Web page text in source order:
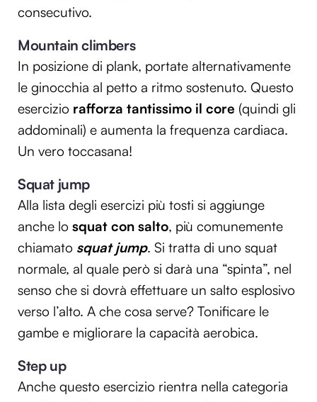
consecutivo.
Mountain climbers
In posizione di plank, portate alternativamente
le ginocchia al petto a ritmo sostenuto. Questo
esercizio rafforza tantissimo il core (quindi gli
addominali) e aumenta la frequenza cardiaca.
Un vero toccasana!
Squat jump
Alla lista degli esercizi più tosti si aggiunge
anche lo squat con salto, più comunemente
chiamato squat jump. Si tratta di uno squat
normale, al quale però si darà una “spinta”, nel
senso che si dovrà effettuare un salto esplosivo
verso l’alto. A che cosa serve? Tonificare le
gambe e migliorare la capacità aerobica.
Step up
Anche questo esercizio rientra nella categoria